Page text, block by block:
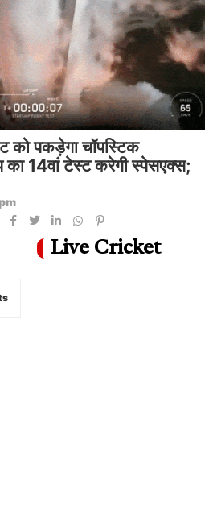
को पकड़ेगा चॉपस्टिक
का 14वां टेस्ट करेगी स्पेसएक्स;
Live Cricket